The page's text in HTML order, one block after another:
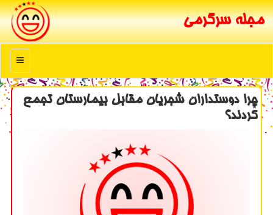
مجله سرگرمی
منو
چرا دوستداران شجریان مقابل بیمارستان تجمع
كردند؟